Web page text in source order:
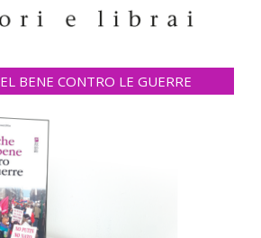
BENE CONTRO LE GUERRE